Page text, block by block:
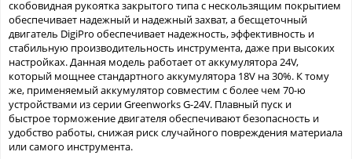
скобовидная рукоятка закрытого типа с нескользящим покрытием
обеспечивает надежный и надежный захват, а бесщеточный
двигатель DigiPro обеспечивает надежность, эффективность и
стабильную производительность инструмента, даже при высоких
настройках. Данная модель работает от аккумулятора 24V,
который мощнее стандартного аккумулятора 18V на 30%. К тому
же, применяемый аккумулятор совместим с более чем 70-ю
устройствами из серии Greenworks G-24V. Плавный пуск и
быстрое торможение двигателя обеспечивают безопасность и
удобство работы, снижая риск случайного повреждения материала
или самого инструмента.